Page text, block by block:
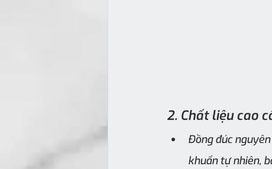
2. Chất liệu cao
Đồng đúc
khuẩn tự nhiên,